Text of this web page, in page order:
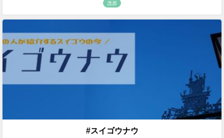
茂原
#スイゴウナウ